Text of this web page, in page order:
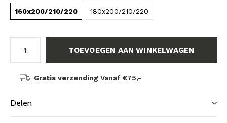
160x200/210/220 180x200/210/220
TOEVOEGEN AAN WINKELWAGEN
Gratis verzending Vanaf €75,-
Delen